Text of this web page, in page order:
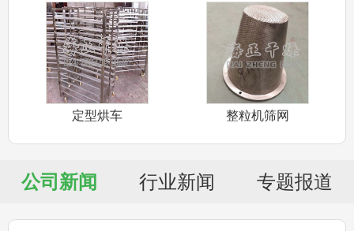
定型烘车 整粒机筛网
公司新闻 行业新闻 专题报道